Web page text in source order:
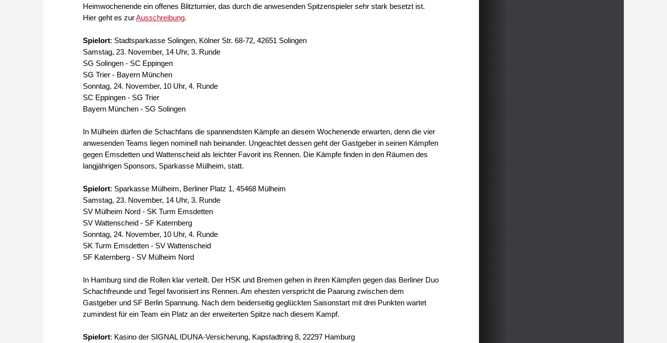
Heimwochenende ein offenes Blitzturnier, das durch die anwesenden Spitzenspieler sehr stark besetzt ist.
Hier geht es zurAusschreibung.
Spielort: Stadtsparkasse Solingen, Kölner Str. 68-72, 42651 Solingen
Samstag, 23. November, 14 Uhr, 3. Runde
SG Solingen - SC Eppingen
SG Trier - Bayern München
Sonntag, 24. November, 10 Uhr, 4. Runde
SC Eppingen - SG Trier
Bayern München - SG Solingen
In Mülheim dürfen die Schachfans die spannendsten Kämpfe an diesem Wochenende erwarten, denn die vier
anwesenden Teams liegen nominell nah beinander. Ungeachtet dessen geht der Gastgeber in seinen Kämpfen
gegen Emsdetten und Wattenscheid als leichter Favorit ins Rennen. Die Kämpfe finden in den Räumen des
langjährigen Sponsors, Sparkasse Mülheim, statt.
Spielort: Sparkasse Mülheim, Berliner Platz 1, 45468 Mülheim
Samstag, 23. November, 14 Uhr, 3. Runde
SV Mülheim Nord - SK Turm Emsdetten
SV Wattenscheid - SF Katernberg
Sonntag, 24. November, 10 Uhr, 4. Runde
SK Turm Emsdetten - SV Wattenscheid
SF Katernberg - SV Mülheim Nord
In Hamburg sind die Rollen klar verteilt. Der HSK und Bremen gehen in ihren Kämpfen gegen das Berliner Duo
Schachfreunde und Tegel favorisiert ins Rennen. Am ehesten verspricht die Paarung zwischen dem
Gastgeber und SF Berlin Spannung. Nach dem beiderseitig geglückten Saisonstart mit drei Punkten wartet
zumindest für ein Team ein Platz an der erweiterten Spitze nach diesem Kampf.
Spielort: Kasino der SIGNAL IDUNA-Versicherung, Kapstadtring 8, 22297 Hamburg